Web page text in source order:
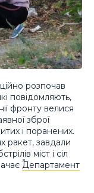
розпочав
повідомляють,
фронту велися
зброї
і поранених.
ракет, завдали
міст і сіл
Департамент